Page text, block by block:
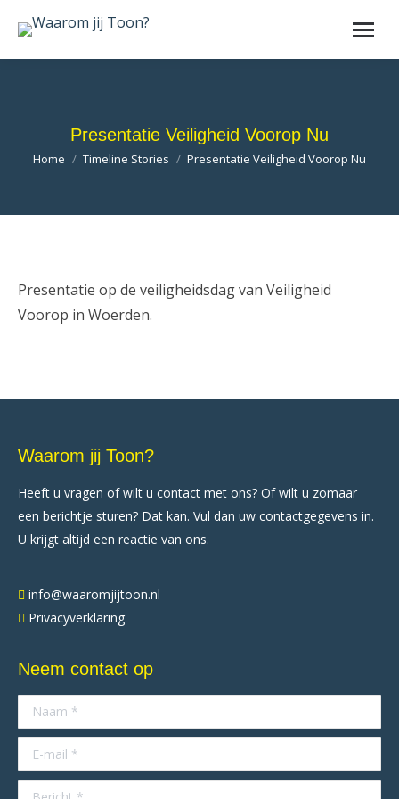
Presentatie Veiligheid Voorop Nu
Je bent hier:
Home Timeline Stories Presentatie Veiligheid Voorop Nu
Presentatie op de veiligheidsdag van Veiligheid
Voorop in Woerden.
Waarom jij Toon?
Heeft u vragen of wilt u contact met ons? Of wilt u zomaar
een berichtje sturen? Dat kan. Vul dan uw contactgegevens in.
U krijgt altijd een reactie van ons.
info@waaromjijtoon.nl
Privacyverklaring
Neem contact op
Naam *
E-mail *
Bericht *